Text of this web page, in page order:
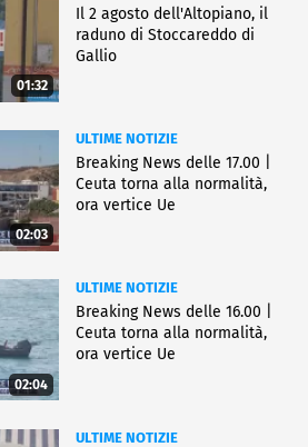
01:32
Il 2 agosto dell'Altopiano, il
raduno di Stoccareddo di
Gallio
02:03
ULTIME NOTIZIE
Breaking News delle 17.00 |
Ceuta torna alla normalità,
ora vertice Ue
02:04
ULTIME NOTIZIE
Breaking News delle 16.00 |
Ceuta torna alla normalità,
ora vertice Ue
ULTIME NOTIZIE